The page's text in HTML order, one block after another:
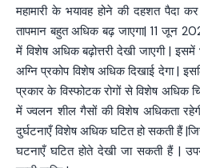
महामारी के भयावह होने की दहशत
तापमान बहुत अधिक बढ़ जाएगा| 11 जून
में विशेष अधिक बढ़ोत्तरी देखी जाएगी |
अग्नि प्रकोप विशेष अधिक दिखाई देगा |
प्रकार के विस्फोटक रोगों से विशेष अधिक
में ज्वलन शील गैसों की विशेष अधिकता
दुर्घटनाएँ विशेष अधिक घटित हो सकती हैं
घटनाएँ घटित होते देखी जा सकती हैं |